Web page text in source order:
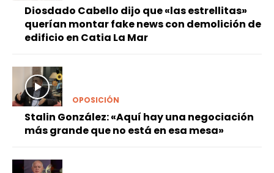
Diosdado Cabello dijo que «las estrellitas»
querían montar fake news con demolición de
edificio en Catia La Mar
OPOSICIÓN
Stalin González: «Aquí hay una negociación
más grande que no está en esa mesa»